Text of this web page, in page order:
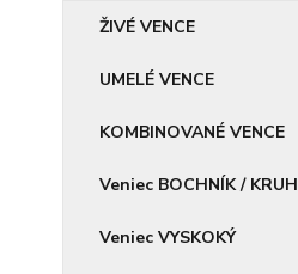
ŽIVÉ VENCE
UMELÉ VENCE
KOMBINOVANÉ VENCE
Veniec BOCHNÍK / KRUH
Veniec VYSKOKÝ